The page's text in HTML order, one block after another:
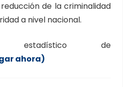
de la criminalidad
a nivel nacional.
estadístico de
ahora)